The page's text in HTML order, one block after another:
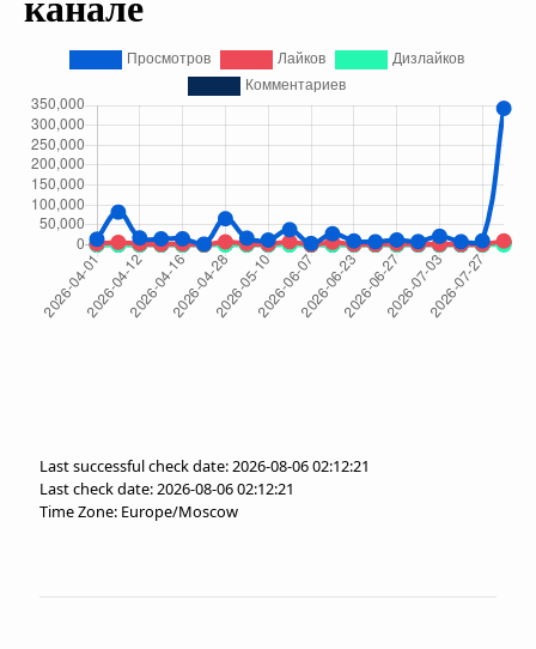
Last successful check date: 2026-08-06 02:12:21
Last check date: 2026-08-06 02:12:21
Time Zone: Europe/Moscow